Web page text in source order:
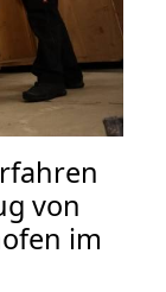
von
im